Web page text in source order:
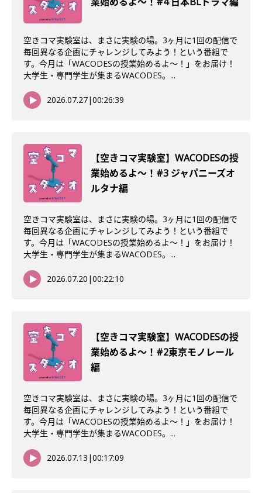
空きコマ実験室は、まさに実験の場。3ヶ月に1回の配信で
毎回異なる企画にチャレンジしてみよう！という番組で
す。今月は「WACODESの授業始めるよ～！」をお届け！
大学生・専門学生が集まるWACODES。...
2026.07.27|00:26:39
【空きコマ実験室】WACODESの授
業始めるよ〜！#3 ジャパニーズオ
ルタナ編
空きコマ実験室は、まさに実験の場。3ヶ月に1回の配信で
毎回異なる企画にチャレンジしてみよう！という番組で
す。今月は「WACODESの授業始めるよ～！」をお届け！
大学生・専門学生が集まるWACODES。...
2026.07.20 |00:22:10
【空きコマ実験室】WACODESの授
業始めるよ〜！#2東京モノレール
編
空きコマ実験室は、まさに実験の場。3ヶ月に1回の配信で
毎回異なる企画にチャレンジしてみよう！という番組で
す。今月は「WACODESの授業始めるよ～！」をお届け！
大学生・専門学生が集まるWACODES。...
2026.07.13 |00:17:09